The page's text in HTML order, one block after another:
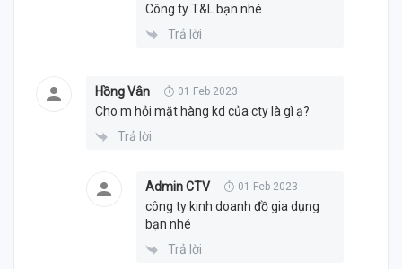
Công ty T&L bạn nhé
Trả lời
Hồng Vân 01 Feb 2023
Cho m hỏi mặt hàng kd của cty là gì ạ?
Trả lời
Admin CTV 01 Feb 2023
công ty kinh doanh đồ gia dụng
bạn nhé
Trả lời